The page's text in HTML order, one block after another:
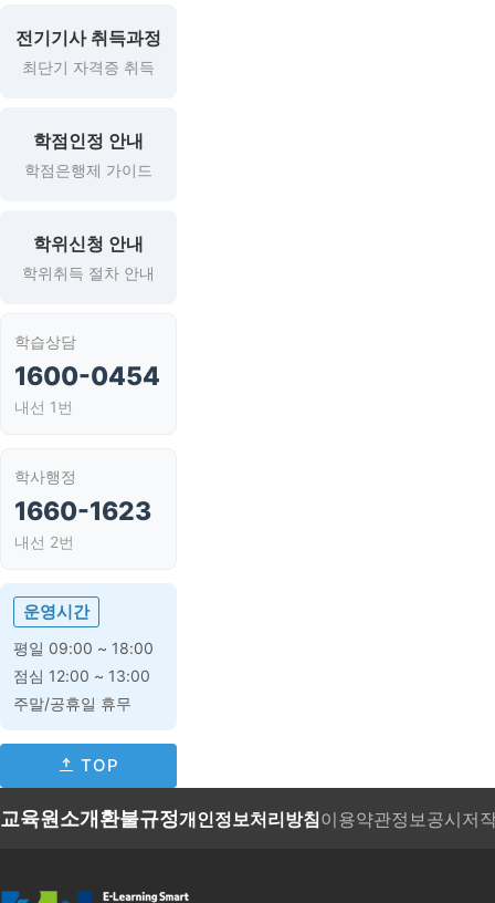
전기기사 취득과정
최단기 자격증 취득
학점인정 안내
학점은행제 가이드
학위신청 안내
학위취득 절차 안내
학습상담
1600-0454
내선 1번
학사행정
1660-1623
내선 2번
운영시간
평일 09:00 ~ 18:00
점심 12:00 ~ 13:00
주말/공휴일 휴무
TOP
교육원소개 환불규정개인정보처리방침이용약관정보공시저